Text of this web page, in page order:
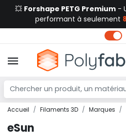
💥 Forshape PETG Premium -
performant à seulement
Accueil Filaments 3D Marques
eSun